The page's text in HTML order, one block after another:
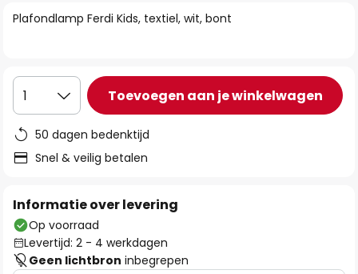
de
Plafondlamp Ferdi Kids, textiel, wit, bont
1 Toevoegen aan je winkelwagen
50 dagen bedenktijd
Snel & veilig betalen
Informatie over levering
Op voorraad
Levertijd: 2 - 4 werkdagen
Geen lichtbron inbegrepen